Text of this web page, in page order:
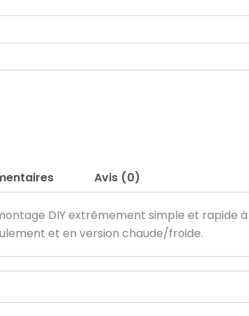
Avis (0)
DIY extrêmement simple et rapide
et en version chaude/froide.